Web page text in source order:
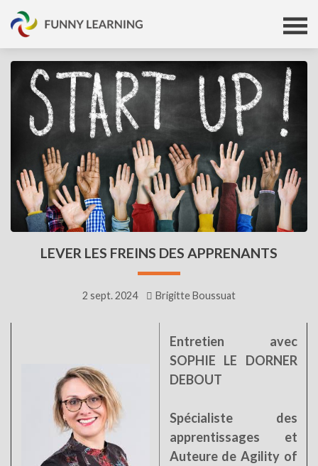
LEVER LES FREINS DES APPRENANTS
2 sept. 2024 Brigitte Boussuat
Entretien avec
SOPHIE LE DORNER
DEBOUT
Spécialiste des
apprentissages et
Auteure de Agility of